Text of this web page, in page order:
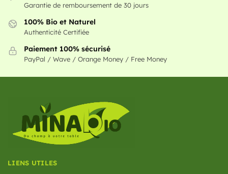
Garantie de remboursement de 30 jours
100% Bio et Naturel
Authenticité Certifiée
Paiement 100% sécurisé
PayPal / Wave / Orange Money / Free Money
LIENS UTILES